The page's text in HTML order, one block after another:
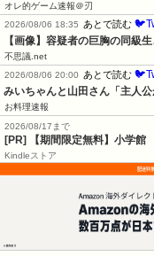
オレ的ゲーム速報＠刃
2026/08/06 18:35
あとで読む
【画像】容疑者の巨胸の同級
不思議.net
2026/08/06 20:00
あとで読む
みいちゃんと山田さん「主人
お料理速報
2026/08/17まで
[PR] 【期間限定無料】小学館
Kindleストア